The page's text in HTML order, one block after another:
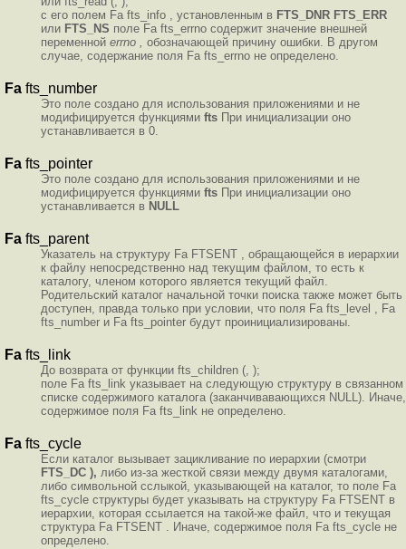
с его полем Fa fts_info , установленным в FTS_DNR FTS_ERR
или FTS_NS поле Fa fts_errno содержит значение внешней
переменной errno , обозначающей причину ошибки. В другом
случае, содержание поля Fa fts_errno не определено.
Fa fts_number
Это поле создано для использования приложениями и не
модифицируется функциями fts При инициализации оно
устанавливается в 0.
Fa fts_pointer
Это поле создано для использования приложениями и не
модифицируется функциями fts При инициализации оно
устанавливается в NULL
Fa fts_parent
Указатель на структуру Fa FTSENT , обращающейся в иерархии
к файлу непосредственно над текущим файлом, то есть к
каталогу, членом которого является текущий файл.
Родительский каталог начальной точки поиска также может быть
доступен, правда только при условии, что поля Fa fts_level , Fa
fts_number и Fa fts_pointer будут проинициализированы.
Fa fts_link
До возврата от функции fts_children (, );
поле Fa fts_link указывает на следующую структуру в связанном
списке содержимого каталога (заканчивавающихся NULL). Иначе,
содержимое поля Fa fts_link не определено.
Fa fts_cycle
Если каталог вызывает зацикливание по иерархии (смотри
FTS_DC ), либо из-за жесткой связи между двумя каталогами,
либо символьной сслыкой, указывающей на каталог, то поле Fa
fts_cycle структуры будет указывать на структуру Fa FTSENT в
иерархии, которая ссылается на такой-же файл, что и текущая
структура Fa FTSENT . Иначе, содержимое поля Fa fts_cycle не
определено.